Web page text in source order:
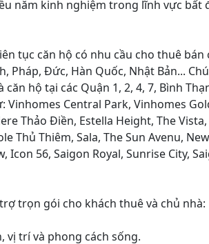
năm kinh nghiệm trong lĩnh vực bất
tục căn hộ có nhu cầu cho thuê
Pháp, Đức, Hàn Quốc, Nhật Bản...
hộ tại các Quận 1, 2, 4, 7, Bình
Central Park, Vinhomes
Thảo Điền, Estella Height, The
Thủ Thiêm, Sala, The Sun Avenu,
56, Saigon Royal, Sunrise City,
trọn gói cho khách thuê và chủ nhà:
vị trí và phong cách sống.